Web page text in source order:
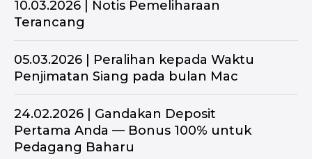
10.03.2026 | Notis Pemeliharaan
Terancang
05.03.2026 | Peralihan kepada Waktu
Penjimatan Siang pada bulan Mac
24.02.2026 | Gandakan Deposit
Pertama Anda — Bonus 100% untuk
Pedagang Baharu